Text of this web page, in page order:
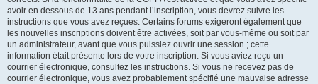
avoir en dessous de 13 ans pendant l’inscription, vous devrez suivre les
instructions que vous avez reçues. Certains forums exigeront également que
les nouvelles inscriptions doivent être activées, soit par vous-même ou soit par
un administrateur, avant que vous puissiez ouvrir une session ; cette
information était présente lors de votre inscription. Si vous aviez reçu un
courrier électronique, consultez les instructions. Si vous ne recevez pas de
courrier électronique, vous avez probablement spécifié une mauvaise adresse